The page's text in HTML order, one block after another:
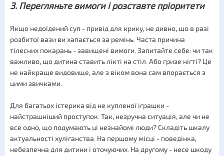
3. Перегляньте вимоги і розставте пріоритети
Якщо недоїдений суп - привід для крику, не дивно, що в разі
розбитої вази ви хапається за ремінь. Часта причина
тілесних покарань - завищені вимоги. Запитайте себе: чи так
важливо, що дитина ставить лікті на стіл. Або гризе нігті? Це
не найкраще видовище, але з віком вона сам впорається з
цими звичками.
Для багатьох істерика від не купленої іграшки -
найстрашніший проступок. Так, незручна ситуація, але чи не
все одно, що подумають ці незнайомі люди? Складіть шкалу
актуальності хуліганства. На першому місці - поведінка,
небезпечна для дитини і оточуючих. На другому - несе шкоду